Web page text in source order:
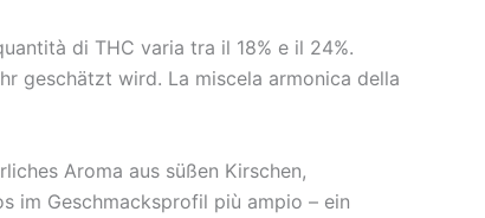
di THC varia tra il 18% e il 24%.
geschätzt wird. La miscela armonica della
Aroma aus süßen Kirschen,
im Geschmacksprofil più ampio – ein